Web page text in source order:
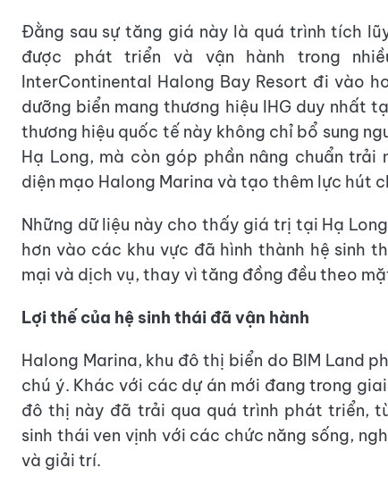
Đằng sau sự tăng giá này là quá trình tích
được phát triển và vận hành trong
InterContinental Halong Bay Resort đi vào
dưỡng biển mang thương hiệu IHG duy nhất
thương hiệu quốc tế này không chỉ bổ sung
Hạ Long, mà còn góp phần nâng chuẩn trải
diện mạo Halong Marina và tạo thêm lực hút
Những dữ liệu này cho thấy giá trị tại Hạ
hơn vào các khu vực đã hình thành hệ sinh
mại và dịch vụ, thay vì tăng đồng đều theo
Lợi thế của hệ sinh thái đã vận hành
Halong Marina, khu đô thị biển do BIM Land
chú ý. Khác với các dự án mới đang trong
đô thị này đã trải qua quá trình phát triển,
sinh thái ven vịnh với các chức năng sống,
và giải trí.